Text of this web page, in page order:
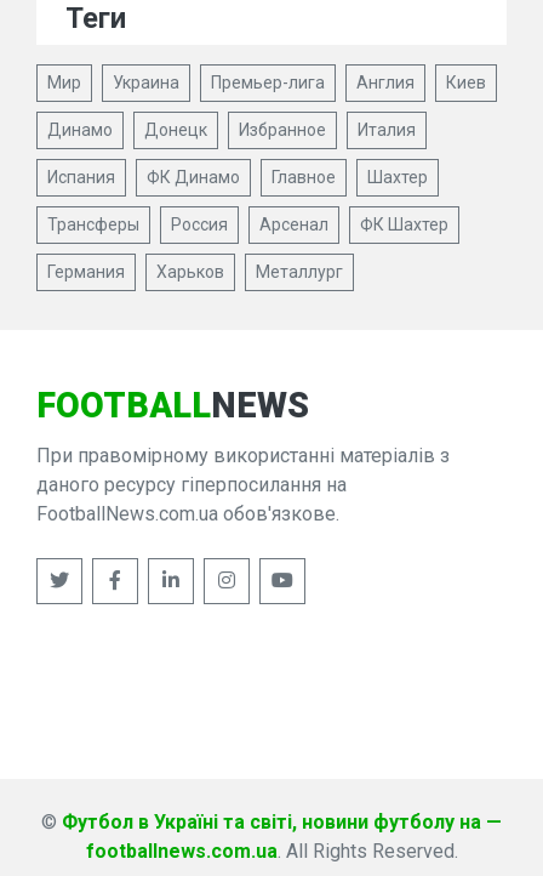
Теги
Мир Украина Премьер-лига Англия Киев
Динамо Донецк Избранное Италия
Испания ФК Динамо Главное Шахтер
Трансферы Россия Арсенал ФК Шахтер
Германия Харьков Металлург
FOOTBALLNEWS
При правомірному використанні матеріалів з
даного ресурсу гіперпосилання на
FootballNews.com.ua обов'язкове.
© Футбол в Україні та світі, новини футболу на —
footballnews.com.ua. All Rights Reserved.